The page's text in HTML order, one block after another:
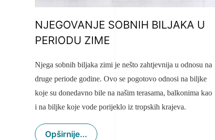
NJEGOVANJE SOBNIH BILJAKA U
PERIODU ZIME
Njega sobnih biljaka zimi je nešto zahtjevnija u odnosu na
druge periode godine. Ovo se pogotovo odnosi na biljke
koje su donedavno bile na našim terasama, balkonima kao
i na biljke koje vode porijeklo iz tropskih krajeva.
Opširnije...